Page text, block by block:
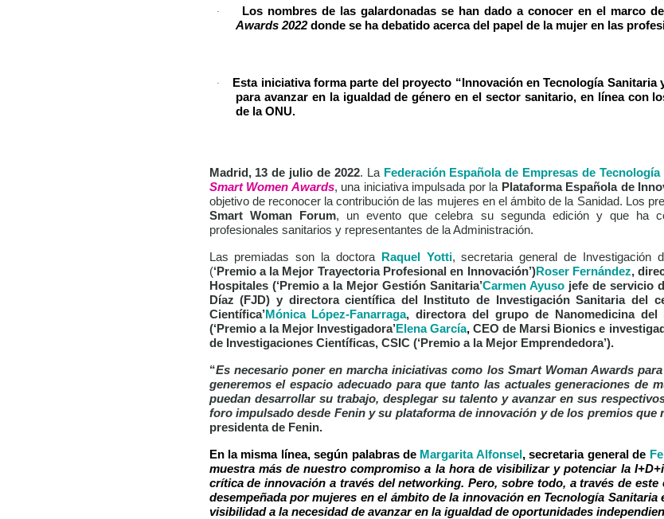
· Los nombres de las galardonadas se han dado a conocer en el marco
Awards 2022donde se ha debatido acerca del papel de la mujer en las
·
Esta iniciativa forma parte del proyecto “Innovación en Tecnología Sanitaria
para avanzar en la igualdad de género en el sector sanitario, en línea con
de la ONU.
Madrid, 13 de julio de 2022. La Federación Española de Empresas de Tecnología
Smart Women Awards, una iniciativa impulsada por la Plataforma Española de
objetivo de reconocer la contribución de las mujeres en el ámbito de la Sanidad. Los
Smart Woman Forum, un evento que celebra su segunda edición y que ha
profesionales sanitarios y representantes de la Administración.
Las premiadas son la doctora Raquel Yotti, secretaria general de Investigación
(‘Premio a la Mejor Trayectoria Profesional en Innovación’)Roser Fernández,
Hospitales (‘Premio a la Mejor Gestión Sanitaria’Carmen Ayuso jefe de servicio
Díaz (FJD) y directora científica del Instituto de Investigación Sanitaria del
Científica’Mónica López-Fanarraga, directora del grupo de Nanomedicina del
(‘Premio a la Mejor Investigadora’Elena García,CEO de Marsi Bionics e
de Investigaciones Científicas, CSIC (‘Premio a la Mejor Emprendedora’).
“Es necesario poner en marcha iniciativas como los Smart Woman Awards
generemos el espacio adecuado para que tanto las actuales generaciones de
puedan desarrollar su trabajo, desplegar su talento y avanzar en sus
foro impulsado desde Fenin y su plataforma de innovación y de los premios que
presidenta de Fenin.
En la misma línea, según palabras de Margarita Alfonsel , secretaria general de
muestra más de nuestro compromiso a la hora de visibilizar y potenciar la
crítica de innovación a través del networking. Pero, sobre todo, a través de
desempeñada por mujeres en el ámbito de la innovación en Tecnología
visibilidad a la necesidad de avanzar en la igualdad de oportunidades